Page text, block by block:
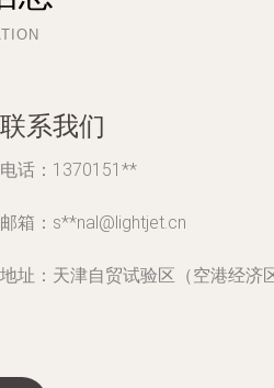
联系我们
电话：1370151**
邮箱：s**nal@lightjet.cn
地址：天津自贸试验区（空港经济